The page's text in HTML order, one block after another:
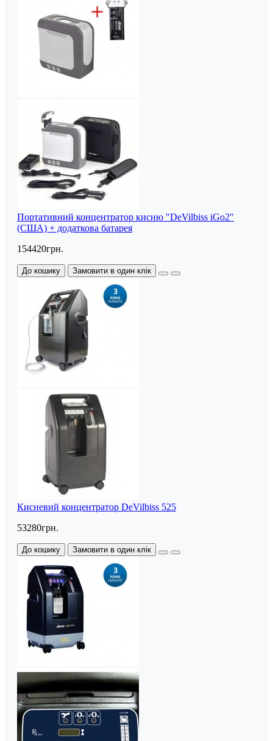
Портативний концентратор кисню "DeVilbiss iGo2"
(США) + додаткова батарея
154420грн.
До кошику Замовити в один клік
Кисневий концентратор DeVilbiss 525
53280грн.
До кошику Замовити в один клік